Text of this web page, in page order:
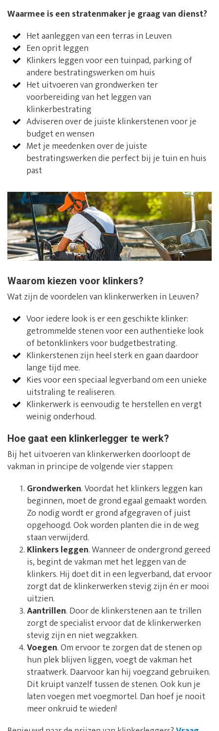
Waarmee is een stratenmaker je graag van dienst?
Het aanleggen van een terras in Leuven
Een oprit leggen
Klinkers leggen voor een tuinpad, parking of
andere bestratingswerken om huis
Het uitvoeren van grondwerken ter
voorbereiding van het leggen van
klinkerbestrating
Adviseren over de juiste klinkerstenen voor je
budget en wensen
Met je meedenken over de juiste
bestratingswerken die perfect bij je tuin en huis
past
Waarom kiezen voor klinkers?
Wat zijn de voordelen van klinkerwerken in Leuven?
Voor iedere look is er een geschikte klinker:
getrommelde stenen voor een authentieke look
of betonklinkers voor budgetbestrating.
Klinkerstenen zijn heel sterk en gaan daardoor
lange tijd mee.
Kies voor een speciaal legverband om een unieke
uitstraling te realiseren.
Klinkerwerk is eenvoudig te herstellen en vergt
weinig onderhoud.
Hoe gaat een klinkerlegger te werk?
Bij het uitvoeren van klinkerwerken doorloopt de
vakman in principe de volgende vier stappen:
Grondwerken. Voordat het klinkers leggen kan
beginnen, moet de grond egaal gemaakt worden.
Zo nodig wordt er grond afgegraven of juist
opgehoogd. Ook worden planten die in de weg
staan verwijderd.
Klinkers leggen. Wanneer de ondergrond gereed
is, begint de vakman met het leggen van de
klinkers. Hij doet dit in een legverband, dat ervoor
zorgt dat de klinkerwerken stevig zijn én er mooi
uitzien.
Aantrillen. Door de klinkerstenen aan te trillen
zorgt de specialist ervoor dat de klinkerwerken
stevig zijn en niet wegzakken.
Voegen. Om ervoor te zorgen dat de stenen op
hun plek blijven liggen, voegt de vakman het
straatwerk. Daarvoor kan hij voegzand gebruiken.
Dit kruipt vanzelf tussen de stenen. Ook kun je
laten voegen met voegmortel. Dan hoef je nooit
meer onkruid te wieden!